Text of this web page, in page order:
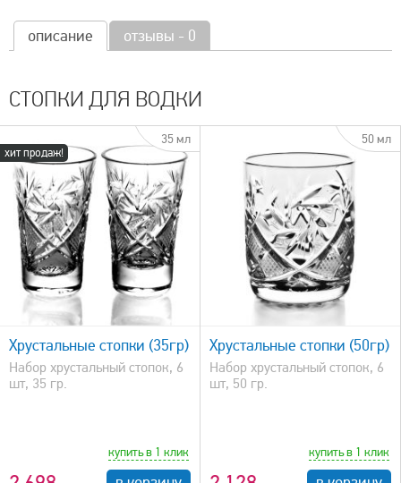
описание отзывы - 0
СТОПКИ ДЛЯ ВОДКИ
хит продаж!
35 мл
Хрустальные стопки (35гр)
Набор хрустальный стопок, 6
шт, 35 гр.
купить в 1 клик
50 мл
быстрый просмотр
Хрустальные стопки (50гр)
Набор хрустальный стопок, 6
шт, 50 гр.
купить в 1 клик